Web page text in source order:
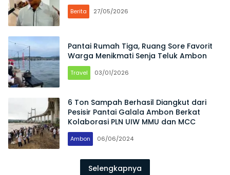
Berita 27/05/2026
Pantai Rumah Tiga, Ruang Sore Favorit
Warga Menikmati Senja Teluk Ambon
Travel 03/01/2026
6 Ton Sampah Berhasil Diangkut dari
Pesisir Pantai Galala Ambon Berkat
Kolaborasi PLN UIW MMU dan MCC
Ambon 06/06/2024
Selengkapnya